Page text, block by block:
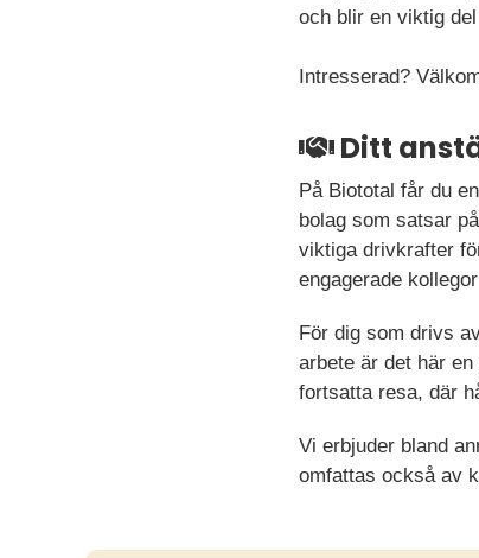
och blir en viktig
Intresserad?
Ditt
På Biototal får du
bolag som satsar
viktiga drivkrafter
engagerade
För dig som drivs
arbete är det här
fortsatta resa, där
Vi erbjuder bland
omfattas också av